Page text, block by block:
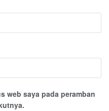
web saya pada peramban